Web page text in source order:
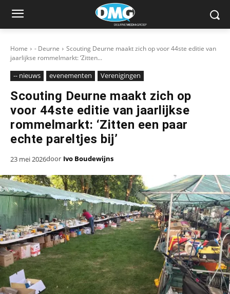
Home - Deurne
Scouting Deurne maakt zich op voor 44ste editie van
jaarlijkse rommelmarkt: ‘Zitten...
-- nieuws evenementen Verenigingen
Scouting Deurne maakt zich op
voor 44ste editie van jaarlijkse
rommelmarkt: ‘Zitten een paar
echte pareltjes bij’
23 mei 2026door Ivo Boudewijns